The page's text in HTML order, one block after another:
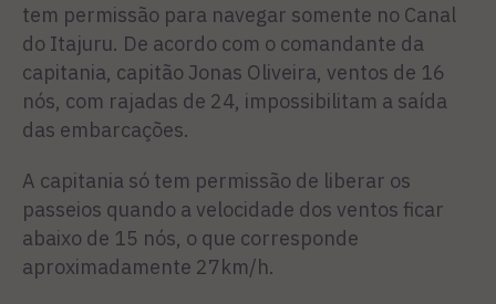
tem permissão para navegar somente no Canal
do Itajuru. De acordo com o comandante da
capitania, capitão Jonas Oliveira, ventos de 16
nós, com rajadas de 24, impossibilitam a saída
das embarcações.
A capitania só tem permissão de liberar os
passeios quando a velocidade dos ventos ficar
abaixo de 15 nós, o que corresponde
aproximadamente 27km/h.